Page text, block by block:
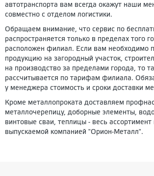
автотранспорта вам всегда окажут наши
совместно с отделом логистики.
Обращаем внимание, что сервис по
распространяется только в пределах того
расположен филиал. Если вам необходимо
продукцию на загородный участок,
на производство за пределами города, то
рассчитывается по тарифам филиала.
у менеджера стоимость и сроки доставки
Кроме металлопроката доставляем
металлочерепицу, доборные элементы,
винтовые сваи, теплицы - весь ассортимент
выпускаемой компанией "Орион-Металл".